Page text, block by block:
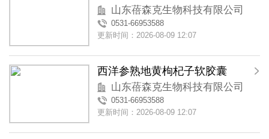
山东蓓森克生物科技有限公司
0531-66953588
更新时间：2026-08-09 12:07
西洋参熟地黄枸杞子软胶囊
山东蓓森克生物科技有限公司
0531-66953588
更新时间：2026-08-09 12:07